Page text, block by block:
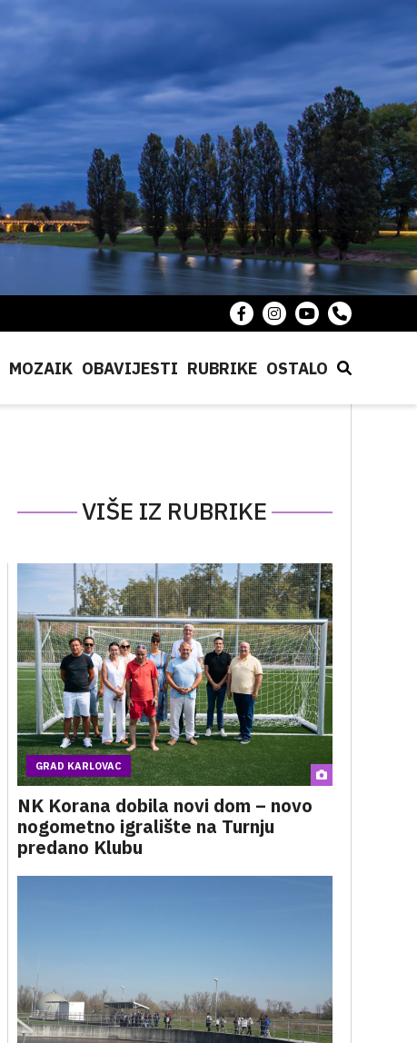
MOZAIK OBAVIJESTI RUBRIKE OSTALO
VIŠE IZ RUBRIKE
GRAD KARLOVAC
NK Korana dobila novi dom – novo
nogometno igralište na Turnju
predano Klubu